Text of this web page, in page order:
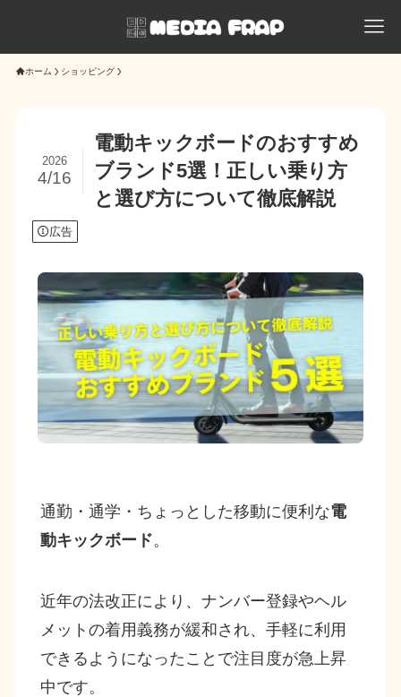
ホーム ショッピング
電動キックボードのおすすめ
ブランド5選！正しい乗り方
と選び方について徹底解説
2026
4/16
広告
通勤・通学・ちょっとした移動に便利な電
動キックボード。
近年の法改正により、ナンバー登録やヘル
メットの着用義務が緩和され、手軽に利用
できるようになったことで注目度が急上昇
中です。